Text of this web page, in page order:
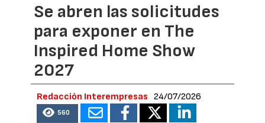
Se abren las solicitudes
para exponer en The
Inspired Home Show
2027
Redacción Interempresas 24/07/2026
560